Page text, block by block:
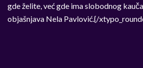
gde želite, već gde ima slobodnog
objašnjava Nela Pavlović.{/